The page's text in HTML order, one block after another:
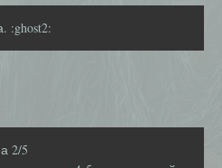
:ghost2:
2/5